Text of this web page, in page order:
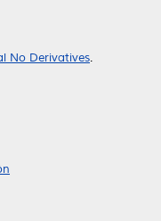
No Derivatives.